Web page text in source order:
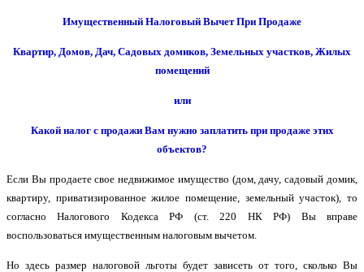
Имущественный Налоговый Вычет При Продаже
Квартир, Домов, Дач, Садовых домиков, Земельных участков, Жилых
помещений
или
Какой налог с продажи Вам нужно заплатить при продаже этих
объектов?
Если Вы продаете свое недвижимое имущество (дом, дачу, садовый домик,
квартиру, приватизированное жилое помещение, земельный участок), то
согласно Налогового Кодекса РФ (ст. 220 НК РФ) Вы вправе
воспользоваться имущественным налоговым вычетом.
Но здесь размер налоговой льготы будет зависеть от того, сколько Вы